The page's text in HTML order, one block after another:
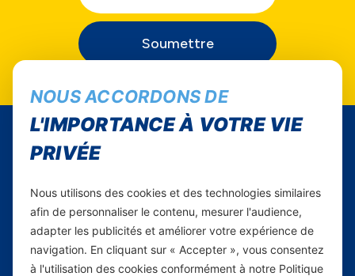
Soumettre
Suivez-nous...
NOUS ACCORDONS DE
L'IMPORTANCE À VOTRE VIE
PRIVÉE
Nous utilisons des cookies et des technologies similaires
afin de personnaliser le contenu, mesurer l'audience,
adapter les publicités et améliorer votre expérience de
navigation. En cliquant sur « Accepter », vous consentez
à l'utilisation des cookies conformément à notre Politique